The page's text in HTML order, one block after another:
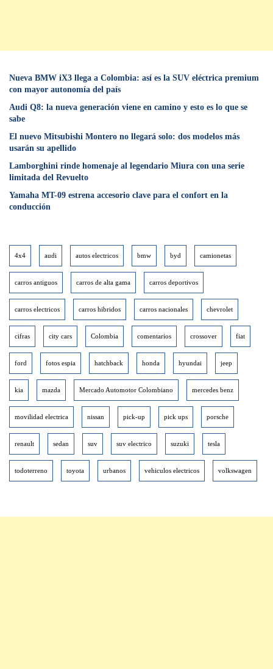
Nueva BMW iX3 llega a Colombia: así es la SUV eléctrica premium
con mayor autonomía del país
Audi Q8: la nueva generación viene en camino y esto es lo que se
sabe
⁠El nuevo Mitsubishi Montero no llegará solo: dos modelos más
usarán su apellido
Lamborghini rinde homenaje al legendario Miura con una serie
limitada del Revuelto
Yamaha MT-09 estrena accesorio clave para el confort en la
conducción
4x4 audi autos electricos bmw byd camionetas
carros antiguos carros de alta gama carros deportivos
carros electricos carros hibridos carros nacionales chevrolet
cifras city cars Colombia comentarios crossover fiat
ford fotos espia hatchback honda hyundai jeep
kia mazda Mercado Automotor Colombiano mercedes benz
movilidad electrica nissan pick-up pick ups porsche
renault sedan suv suv electrico suzuki tesla
todoterreno toyota urbanos vehiculos electricos volkswagen